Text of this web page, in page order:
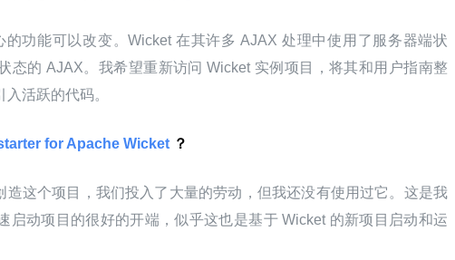
的功能可以改变。Wicket 在其许多 AJAX 处理中使用了服务器端状
态的 AJAX。我希望重新访问 Wicket 实例项目，将其和用户指南整
活跃的代码。
for Apache Wicket ？
造这个项目，我们投入了大量的劳动，但我还没有使用过它。这是我
启动项目的很好的开端，似乎这也是基于 Wicket 的新项目启动和运